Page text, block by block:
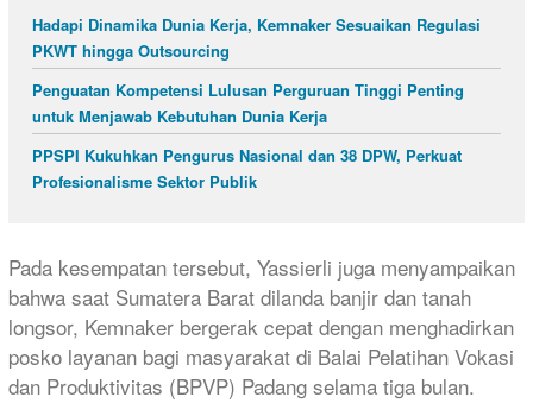
Hadapi Dinamika Dunia Kerja, Kemnaker Sesuaikan Regulasi
PKWT hingga Outsourcing
Penguatan Kompetensi Lulusan Perguruan Tinggi Penting
untuk Menjawab Kebutuhan Dunia Kerja
PPSPI Kukuhkan Pengurus Nasional dan 38 DPW, Perkuat
Profesionalisme Sektor Publik
Pada kesempatan tersebut, Yassierli juga menyampaikan
bahwa saat Sumatera Barat dilanda banjir dan tanah
longsor, Kemnaker bergerak cepat dengan menghadirkan
posko layanan bagi masyarakat di Balai Pelatihan Vokasi
dan Produktivitas (BPVP) Padang selama tiga bulan.